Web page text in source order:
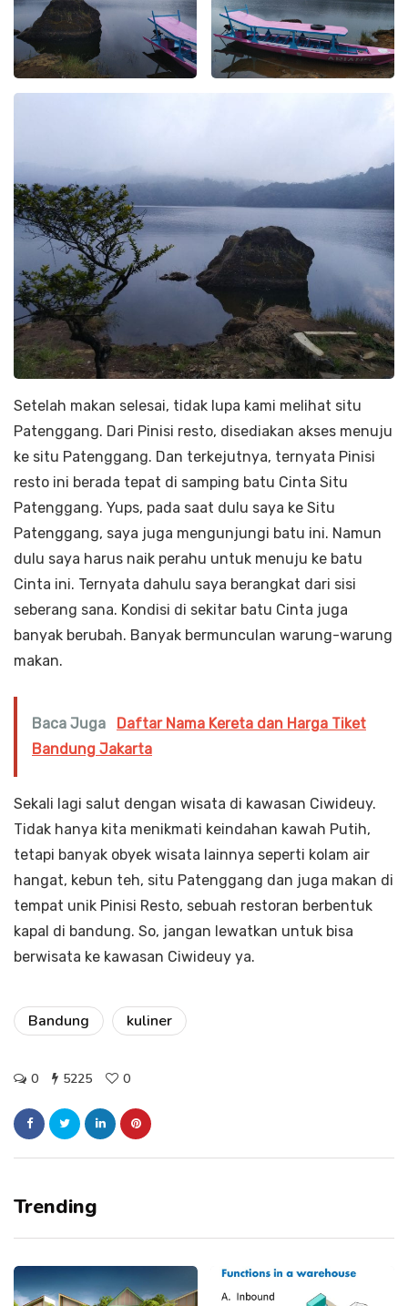
Setelah makan selesai, tidak lupa kami melihat situ
Patenggang. Dari Pinisi resto, disediakan akses menuju
ke situ Patenggang. Dan terkejutnya, ternyata Pinisi
resto ini berada tepat di samping batu Cinta Situ
Patenggang. Yups, pada saat dulu saya ke Situ
Patenggang, saya juga mengunjungi batu ini. Namun
dulu saya harus naik perahu untuk menuju ke batu
Cinta ini. Ternyata dahulu saya berangkat dari sisi
seberang sana. Kondisi di sekitar batu Cinta juga
banyak berubah. Banyak bermunculan warung-warung
makan.
Baca Juga
Daftar Nama Kereta dan Harga Tiket
Bandung Jakarta
Sekali lagi salut dengan wisata di kawasan Ciwideuy.
Tidak hanya kita menikmati keindahan kawah Putih,
tetapi banyak obyek wisata lainnya seperti kolam air
hangat, kebun teh, situ Patenggang dan juga makan di
tempat unik Pinisi Resto, sebuah restoran berbentuk
kapal di bandung. So, jangan lewatkan untuk bisa
berwisata ke kawasan Ciwideuy ya.
Bandung kuliner
0 5225 0
Trending